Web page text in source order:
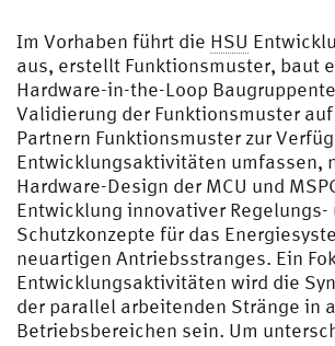
HSU/UniBw
H
Im Vorhaben führt die HSU
aus, erstellt Funktionsmuster, baut
Hardware-in-the-Loop
Validierung der Funktionsmuster
Partnern Funktionsmuster zur
Entwicklungsaktivitäten umfassen,
Hardware-Design der MCU und
Entwicklung innovativer Regelungs-
Schutzkonzepte für das
neuartigen Antriebsstranges. Ein
Entwicklungsaktivitäten wird die
der parallel arbeitenden Stränge in
Betriebsbereichen sein. Um